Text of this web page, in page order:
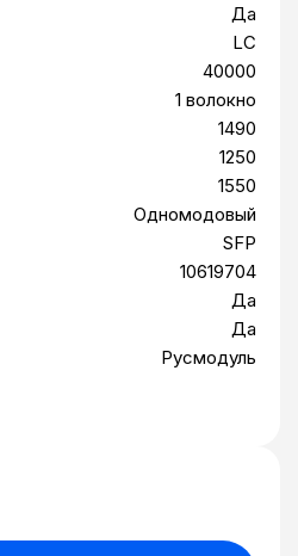
Да
LC
40000
1 волокно
1490
1250
1550
Одномодовый
SFP
10619704
Да
Да
Русмодуль